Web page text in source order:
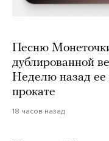
Песню
дублированной
Неделю назад ее
прокате
18 часов назад